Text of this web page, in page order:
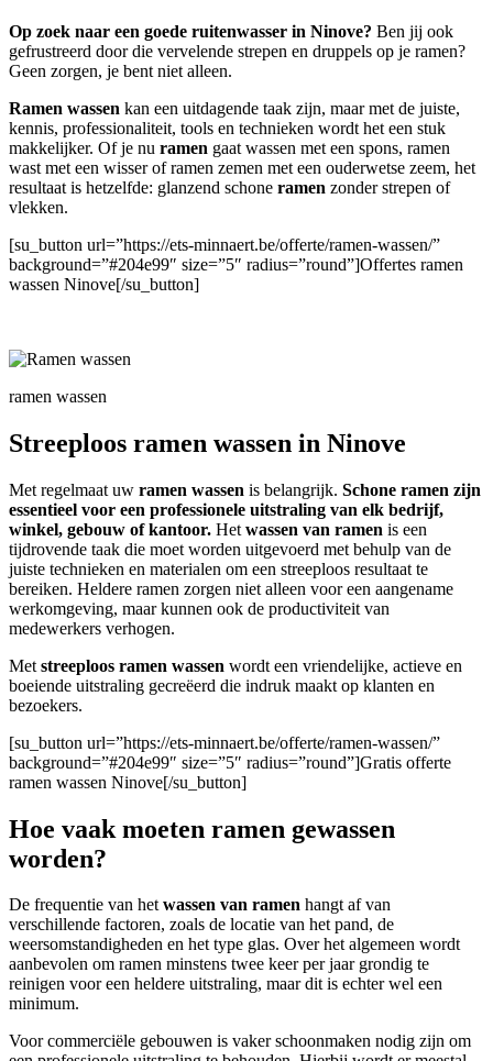
Op zoek naar een goede ruitenwasser in Ninove? Ben jij ook
gefrustreerd door die vervelende strepen en druppels op je ramen?
Geen zorgen, je bent niet alleen.
Ramen wassen kan een uitdagende taak zijn, maar met de juiste,
kennis, professionaliteit, tools en technieken wordt het een stuk
makkelijker. Of je nu ramen gaat wassen met een spons, ramen
wast met een wisser of ramen zemen met een ouderwetse zeem, het
resultaat is hetzelfde: glanzend schone ramen zonder strepen of
vlekken.
[su_button url=”https://ets-minnaert.be/offerte/ramen-wassen/”
background=”#204e99″ size=”5″ radius=”round”]Offertes ramen
wassen Ninove[/su_button]
ramen wassen
Streeploos ramen wassen in Ninove
Met regelmaat uw ramen wassen is belangrijk. Schone ramen zijn
essentieel voor een professionele uitstraling van elk bedrijf,
winkel, gebouw of kantoor. Het wassen van ramen is een
tijdrovende taak die moet worden uitgevoerd met behulp van de
juiste technieken en materialen om een streeploos resultaat te
bereiken. Heldere ramen zorgen niet alleen voor een aangename
werkomgeving, maar kunnen ook de productiviteit van
medewerkers verhogen.
Met streeploos ramen wassen wordt een vriendelijke, actieve en
boeiende uitstraling gecreëerd die indruk maakt op klanten en
bezoekers.
[su_button url=”https://ets-minnaert.be/offerte/ramen-wassen/”
background=”#204e99″ size=”5″ radius=”round”]Gratis offerte
ramen wassen Ninove[/su_button]
Hoe vaak moeten ramen gewassen
worden?
De frequentie van hetwassen van ramen hangt af van
verschillende factoren, zoals de locatie van het pand, de
weersomstandigheden en het type glas. Over het algemeen wordt
aanbevolen om ramen minstens twee keer per jaar grondig te
reinigen voor een heldere uitstraling, maar dit is echter wel een
minimum.
Voor commerciële gebouwen is vaker schoonmaken nodig zijn om